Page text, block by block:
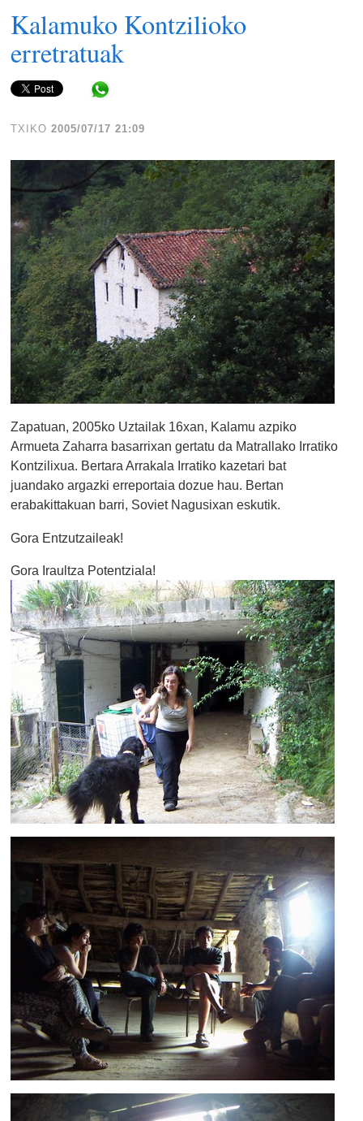
Kalamuko Kontzilioko
erretratuak
TXIKO 2005/07/17 21:09
Zapatuan, 2005ko Uztailak 16xan, Kalamu azpiko
Armueta Zaharra basarrixan gertatu da Matrallako Irratiko
Kontzilixua. Bertara Arrakala Irratiko kazetari bat
juandako argazki erreportaia dozue hau. Bertan
erabakittakuan barri, Soviet Nagusixan eskutik.
Gora Entzutzaileak!
Gora Iraultza Potentziala!